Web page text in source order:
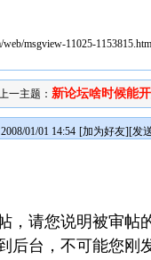
msgview-11025-
一主题：新论坛啥时候能
01/01 14:54 [加为好友][发
，请您说明被审
后台，不可能您刚